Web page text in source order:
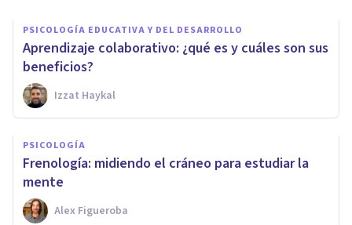
PSICOLOGÍA EDUCATIVA Y DEL DESARROLLO
Aprendizaje colaborativo: ¿qué es y cuáles son sus
beneficios?
Izzat Haykal
PSICOLOGÍA
Frenología: midiendo el cráneo para estudiar la
mente
Alex Figueroba